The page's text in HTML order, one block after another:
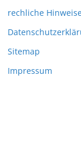
rechliche
Sitemap
Impressum